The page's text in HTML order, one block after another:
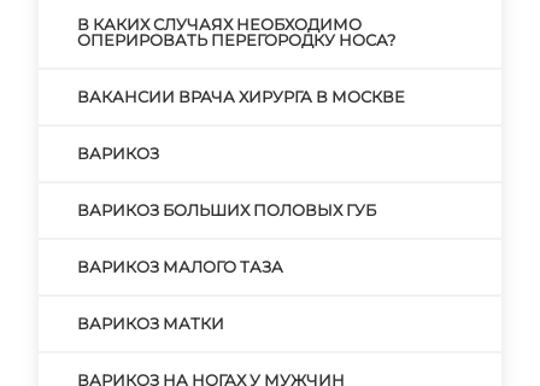
В КАКИХ СЛУЧАЯХ НЕОБХОДИМО
ОПЕРИРОВАТЬ ПЕРЕГОРОДКУ НОСА?
ВАКАНСИИ ВРАЧА ХИРУРГА В МОСКВЕ
ВАРИКОЗ
ВАРИКОЗ БОЛЬШИХ ПОЛОВЫХ ГУБ
ВАРИКОЗ МАЛОГО ТАЗА
ВАРИКОЗ МАТКИ
ВАРИКОЗ НА НОГАХ У МУЖЧИН